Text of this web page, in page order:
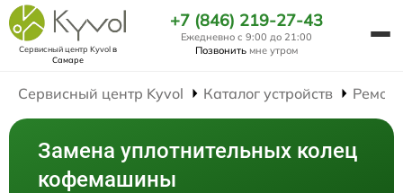
Сервисный центр Kyvolв
Самаре
+7 (846) 219-27-43
Ежедневно с 9:00 до 21:00
Позвонить мне утром
Сервисный центр Kyvol Каталог устройств
Замена уплотнительных колец
кофемашины